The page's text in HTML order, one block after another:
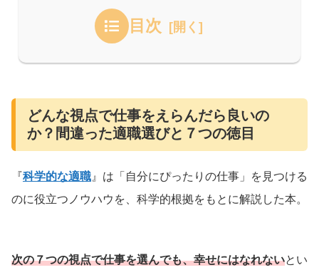
目次
どんな視点で仕事をえらんだら良いの
か？間違った適職選びと７つの徳目
『科学的な適職 』は「自分にぴったりの仕事」を見つける
のに役立つノウハウを、科学的根拠をもとに解説した本。
次の７つの視点で仕事を選んでも、幸せにはなれないとい